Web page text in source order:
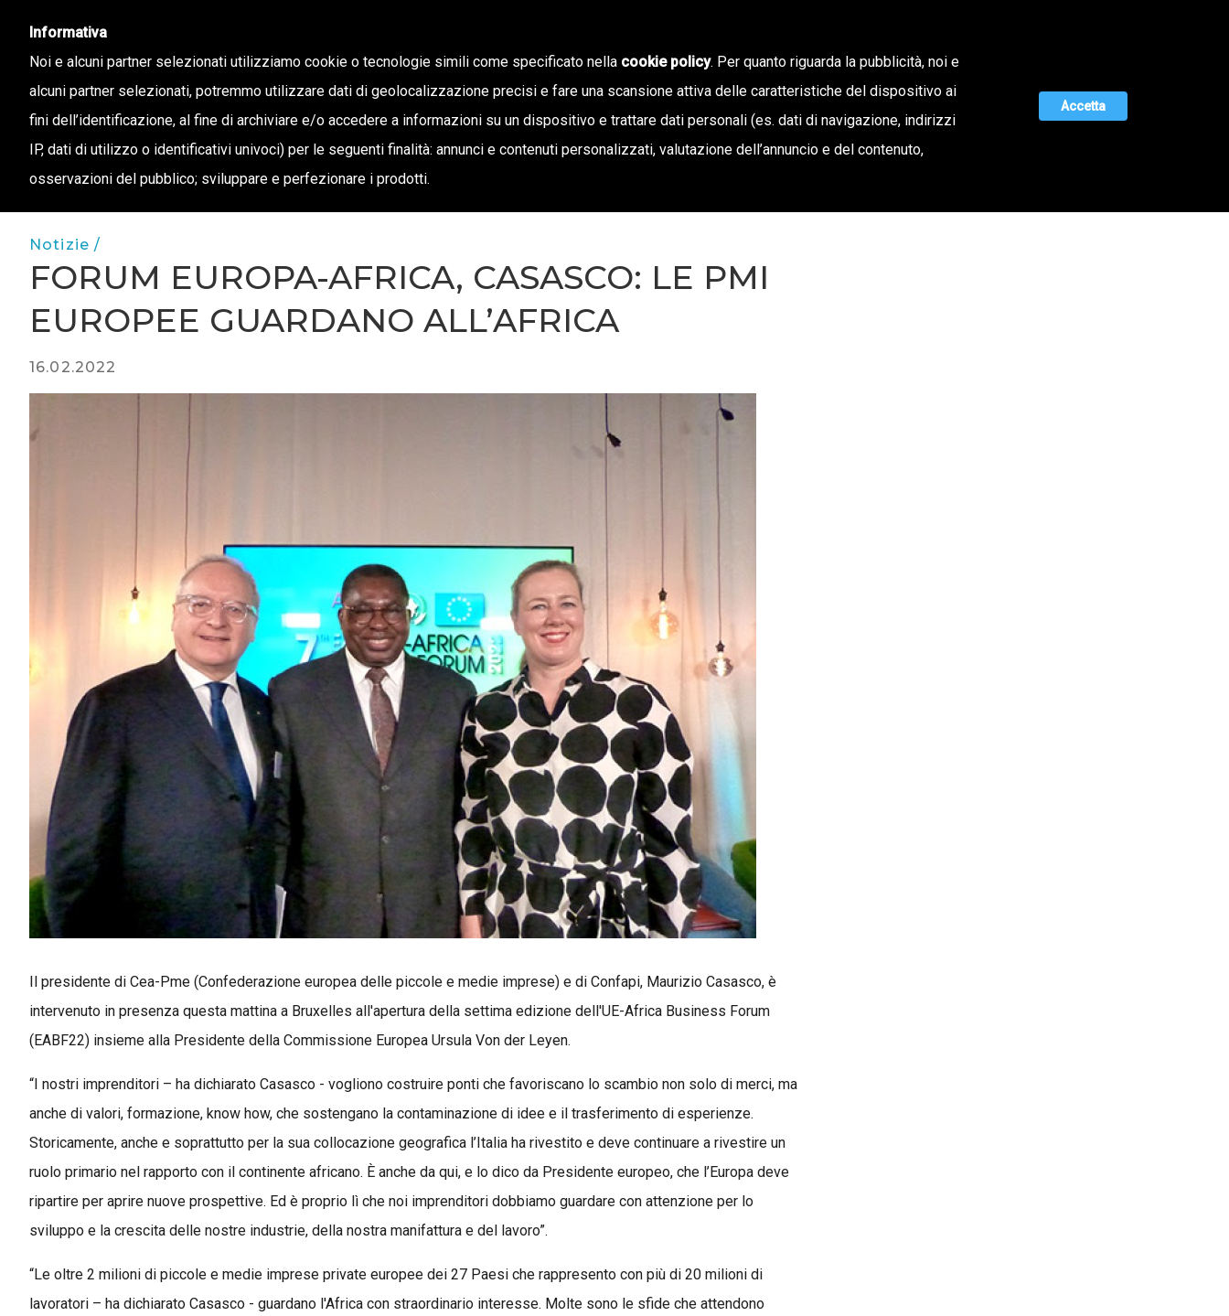
info@confapi.padova.it
CHI SIAMO STAMPA E TERRITORIO NOTIZIE OFFERTA DI VALORE MAGAZINE UNISCITI A NOI
Notizie /
FORUM EUROPA-AFRICA, CASASCO: LE PMI
EUROPEE GUARDANO ALL’AFRICA
16.02.2022
Il presidente di Cea-Pme (Confederazione europea delle piccole e medie imprese) e di Confapi, Maurizio Casasco, è
intervenuto in presenza questa mattina a Bruxelles all'apertura della settima edizione dell'UE-Africa Business Forum
(EABF22) insieme alla Presidente della Commissione Europea Ursula Von der Leyen.
“I nostri imprenditori – ha dichiarato Casasco - vogliono costruire ponti che favoriscano lo scambio non solo di merci, ma
anche di valori, formazione, know how, che sostengano la contaminazione di idee e il trasferimento di esperienze.
Storicamente, anche e soprattutto per la sua collocazione geografica l’Italia ha rivestito e deve continuare a rivestire un
ruolo primario nel rapporto con il continente africano. È anche da qui, e lo dico da Presidente europeo, che l’Europa deve
ripartire per aprire nuove prospettive. Ed è proprio lì che noi imprenditori dobbiamo guardare con attenzione per lo
sviluppo e la crescita delle nostre industrie, della nostra manifattura e del lavoro”.
“Le oltre 2 milioni di piccole e medie imprese private europee dei 27 Paesi che rappresento con più di 20 milioni di
lavoratori – ha dichiarato Casasco - guardano l'Africa con straordinario interesse. Molte sono le sfide che attendono
Informativa
Noi e alcuni partner selezionati utilizziamo cookie o tecnologie simili come specificato nella cookie policy. Per quanto riguarda la pubblicità, noi e
alcuni partner selezionati, potremmo utilizzare dati di geolocalizzazione precisi e fare una scansione attiva delle caratteristiche del dispositivo ai
fini dell’identificazione, al fine di archiviare e/o accedere a informazioni su un dispositivo e trattare dati personali (es. dati di navigazione, indirizzi
IP, dati di utilizzo o identificativi univoci) per le seguenti finalità: annunci e contenuti personalizzati, valutazione dell’annuncio e del contenuto,
osservazioni del pubblico; sviluppare e perfezionare i prodotti.
Accetta